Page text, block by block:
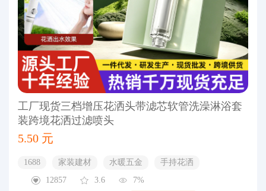
工厂现货三档增压花洒头带滤芯软管洗澡淋浴套
装跨境花洒过滤喷头
5.50 元
1688 家装建材 水暖五金
手持花洒
12857
3.6 7%